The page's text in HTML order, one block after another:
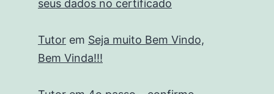
seus dados no certificado
Tutor em Seja muito Bem Vindo,
Bem Vinda!!!